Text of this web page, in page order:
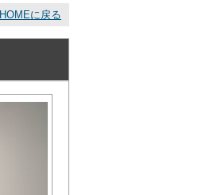
HOMEに戻る